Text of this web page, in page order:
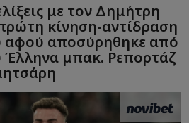
με τον Δημήτρη
κίνηση-αντίδραση
αφού αποσύρηθηκε από
Έλληνα μπακ. Ρεπορτάζ